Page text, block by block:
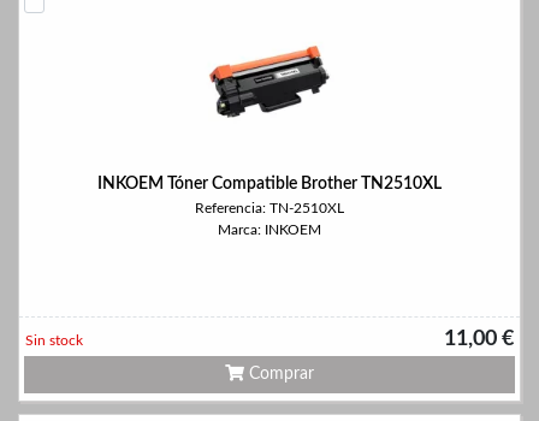
INKOEM Tóner Compatible Brother TN2510XL
Referencia: TN-2510XL
Marca: INKOEM
11,00 €
Sin stock
Comprar